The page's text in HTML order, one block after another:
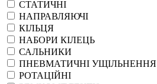
СТАТИЧНІ
НАПРАВЛЯЮЧІ
КІЛЬЦЯ
НАБОРИ КІЛЕЦЬ
САЛЬНИКИ
ПНЕВМАТИЧНІ УЩІЛЬНЕННЯ
РОТАЦІЙНІ